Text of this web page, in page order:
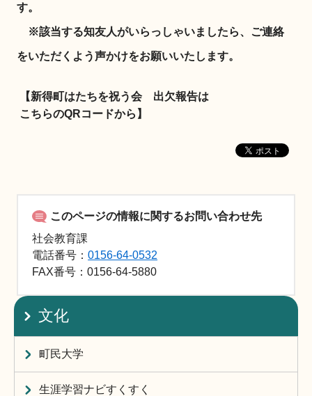
す。
※該当する知友人がいらっしゃいましたら、ご連絡
をいただくよう声かけをお願いいたします。
【新得町はたちを祝う会 出欠報告は
こちらのQRコードから】
このページの情報に関するお問い合わせ先
社会教育課
電話番号：0156-64-0532
FAX番号：0156-64-5880
文化
町民大学
生涯学習ナビすくすく